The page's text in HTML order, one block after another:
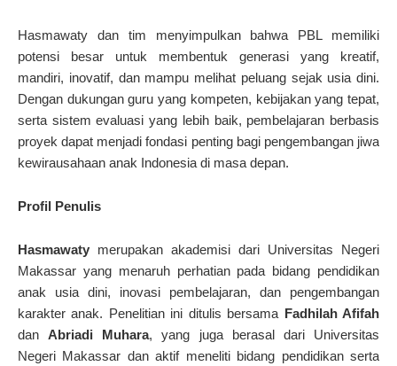
Hasmawaty dan tim menyimpulkan bahwa PBL memiliki
potensi besar untuk membentuk generasi yang kreatif,
mandiri, inovatif, dan mampu melihat peluang sejak usia dini.
Dengan dukungan guru yang kompeten, kebijakan yang tepat,
serta sistem evaluasi yang lebih baik, pembelajaran berbasis
proyek dapat menjadi fondasi penting bagi pengembangan jiwa
kewirausahaan anak Indonesia di masa depan.
Profil Penulis
Hasmawaty merupakan akademisi dari Universitas Negeri
Makassar yang menaruh perhatian pada bidang pendidikan
anak usia dini, inovasi pembelajaran, dan pengembangan
karakter anak. Penelitian ini ditulis bersama Fadhilah Afifah
danAbriadi Muhara, yang juga berasal dari Universitas
Negeri Makassar dan aktif meneliti bidang pendidikan serta